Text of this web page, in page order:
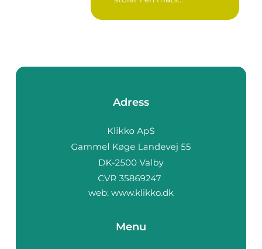
Adress
web: www.klikko.dk
Menu